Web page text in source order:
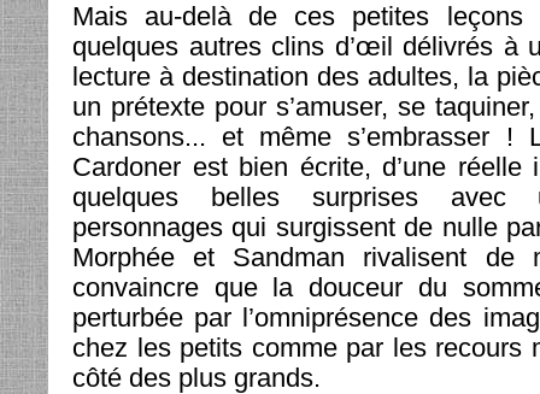
Mais au-delà de ces petites
quelques autres clins d’œil délivrés à
lecture à destination des adultes, la
un prétexte pour s’amuser, se
chansons... et même s’embrasser !
Cardoner est bien écrite, d’une réelle
quelques belles surprises
personnages qui surgissent de nulle
Morphée et Sandman rivalisent de
convaincre que la douceur du
perturbée par l’omniprésence des
chez les petits comme par les recours
côté des plus grands.